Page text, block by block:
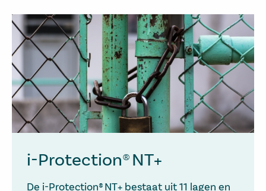
i-Protection® NT+
De i-Protection® NT+ bestaat uit 11 lagen en